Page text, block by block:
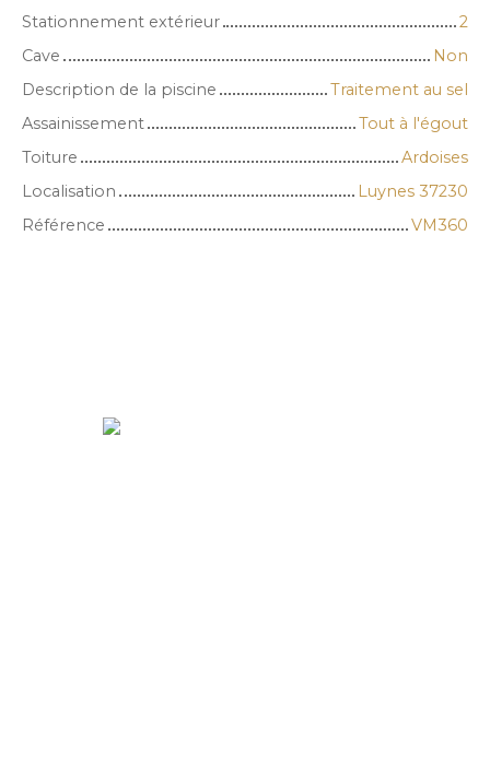
Stationnement extérieur
2
Cave
Non
Description de la piscine
Traitement au sel
Assainissement
Tout à l'égout
Toiture
Ardoises
Localisation
Luynes 37230
Référence
VM360